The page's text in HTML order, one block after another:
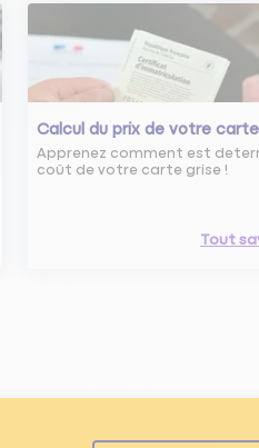
Calcul du prix de votre
Apprenez comment est
coût de votre carte grise !
Tout